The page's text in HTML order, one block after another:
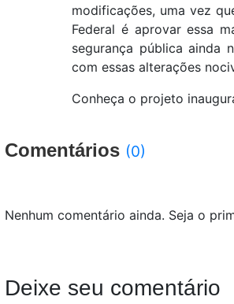
modificações, uma vez
Federal é aprovar essa
segurança pública ainda
com essas alterações
Conheça o projeto
Comentários (0)
Nenhum comentário ainda. Seja o
Deixe seu comentário